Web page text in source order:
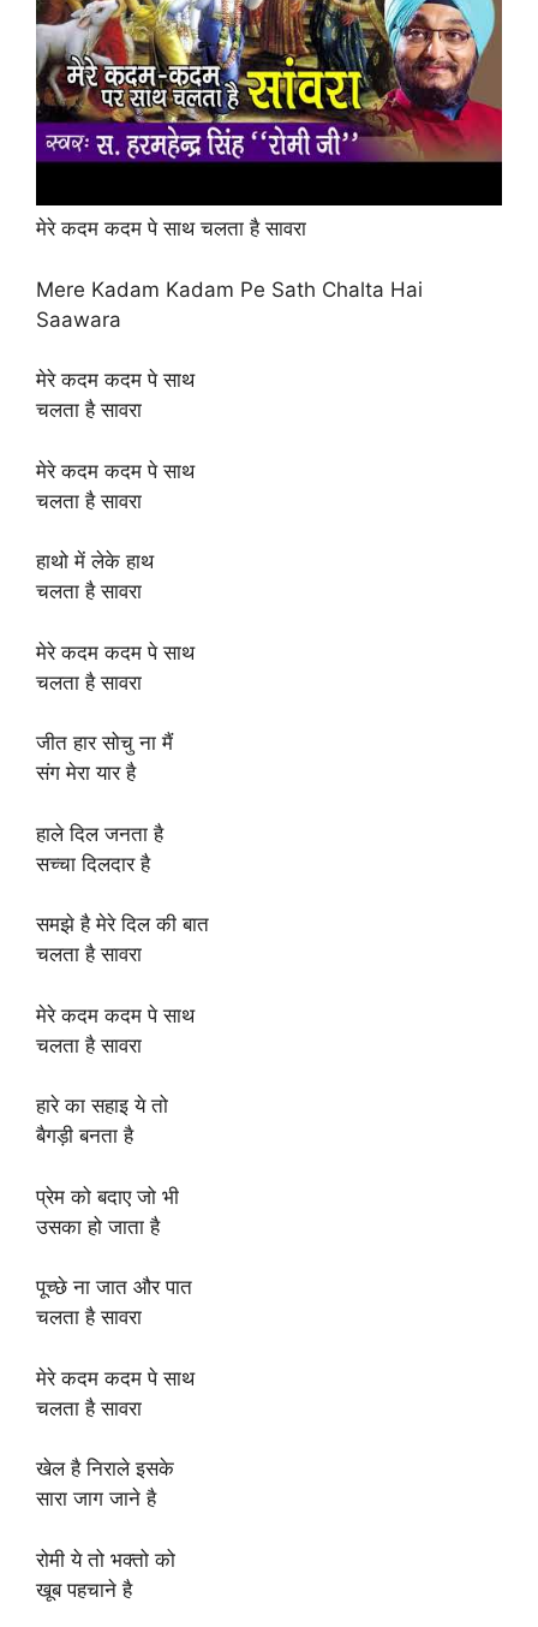
मेरे कदम कदम पे साथ चलता है सावरा
Mere Kadam Kadam Pe Sath Chalta Hai
Saawara
मेरे कदम कदम पे साथ
चलता है सावरा
मेरे कदम कदम पे साथ
चलता है सावरा
हाथो में लेके हाथ
चलता है सावरा
मेरे कदम कदम पे साथ
चलता है सावरा
जीत हार सोचु ना मैं
संग मेरा यार है
हाले दिल जनता है
सच्चा दिलदार है
समझे है मेरे दिल की बात
चलता है सावरा
मेरे कदम कदम पे साथ
चलता है सावरा
हारे का सहाइ ये तो
बैगड़ी बनता है
प्रेम को बदाए जो भी
उसका हो जाता है
पूच्छे ना जात और पात
चलता है सावरा
मेरे कदम कदम पे साथ
चलता है सावरा
खेल है निराले इसके
सारा जाग जाने है
रोमी ये तो भक्तो को
खूब पहचाने है